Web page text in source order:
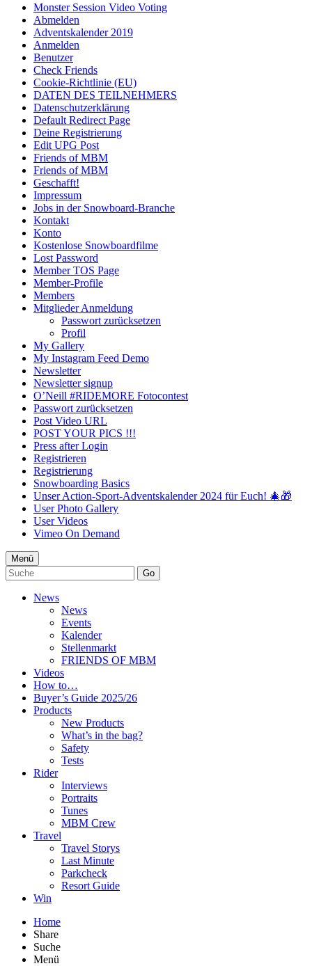
Monster Session Video Voting
Abmelden
Adventskalender 2019
Anmelden
Benutzer
Check Friends
Cookie-Richtlinie (EU)
DATEN DES TEILNEHMERS
Datenschutzerklärung
Default Redirect Page
Deine Registrierung
Edit UPG Post
Friends of MBM
Friends of MBM
Geschafft!
Impressum
Jobs in der Snowboard-Branche
Kontakt
Konto
Kostenlose Snowboardfilme
Lost Password
Member TOS Page
Member-Profile
Members
Mitglieder Anmeldung
Passwort zurücksetzen
Profil
My Gallery
My Instagram Feed Demo
Newsletter
Newsletter signup
O’Neill #RIDEMORE Fotocontest
Passwort zurücksetzen
Post Video URL
POST YOUR PICS !!!
Press after Login
Registrieren
Registrierung
Snowboarding Basics
Unser Action-Sport-Adventskalender 2024 für Euch! 🎄🎁
User Photo Gallery
User Videos
Vimeo On Demand
Menü
Go
News
News
Events
Kalender
Stellenmarkt
FRIENDS OF MBM
Videos
How to…
Buyer’s Guide 2025/26
Products
New Products
What’s in the bag?
Safety
Tests
Rider
Interviews
Portraits
Tunes
MBM Crew
Travel
Travel Storys
Last Minute
Parkcheck
Resort Guide
Win
Home
Share
Suche
Menü